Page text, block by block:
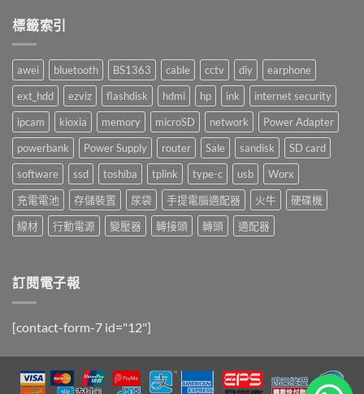
中
標籤索引
awei bluetooth BS1363 cable cctv diy
earphone
ext_hdd
ezviz flashdisk hdmi hp ink
internet security
ipcam
kioxia memory microSD network
Power Adapter
powerbank
Power Supply router Sale sandisk
SD card
software
ssd toshiba tplink type-c usb
Worx
充電電池
存儲裝置 尿袋 手提電腦適配器 火牛
硬碟機
線材
行動電源 變壓器 轉接頭 轉頭 適配器
訂閱電子報
[contact-form-7 id="12"]